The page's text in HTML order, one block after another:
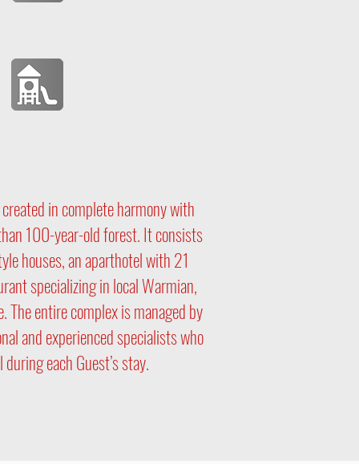
in complete harmony with
100-year-old forest. It consists
houses, an aparthotel with 21
specializing in local Warmian,
The entire complex is managed by
and experienced specialists who
each Guest’s stay.